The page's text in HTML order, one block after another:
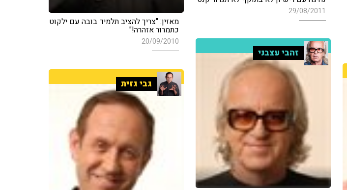
29/08/2011
מאזין: "צריך להציב תלמיד בובה עם ילקוט
כתמרור אזהרה!"
20/09/2010
זהבי עצבני
גבי גזית